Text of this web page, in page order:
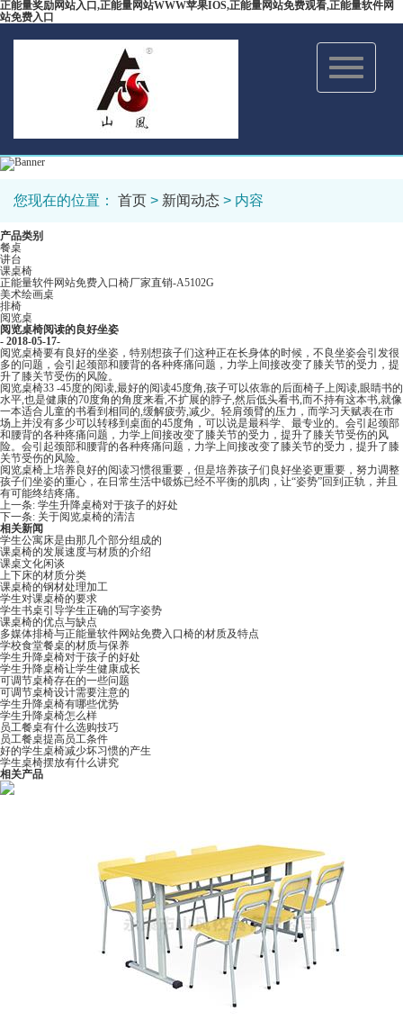
正能量奖励网站入口,正能量网站WWW苹果IOS,正能量网站免费观看,正能量软件网
站免费入口
Toggle
navigation
您现在的位置： 首页 > 新闻动态 > 内容
产品类别
餐桌
讲台
课桌椅
正能量软件网站免费入口椅厂家直销-A5102G
美术绘画桌
排椅
阅览桌
阅览桌椅阅读的良好坐姿
- 2018-05-17-
阅览桌椅要有良好的坐姿，特别想孩子们这种正在长身体的时候，不良坐姿会引发很
多的问题，会引起颈部和腰背的各种疼痛问题，力学上间接改变了膝关节的受力，提
升了膝关节受伤的风险。
阅览桌椅33 -45度的阅读,最好的阅读45度角,孩子可以依靠的后面椅子上阅读,眼睛书的
水平,也是健康的70度角的角度来看,不扩展的脖子,然后低头看书,而不持有这本书,就像
一本适合儿童的书看到相同的,缓解疲劳,减少。轻肩颈臂的压力，而学习天赋表在市
场上并没有多少可以转移到桌面的45度角，可以说是最科学、最专业的。会引起颈部
和腰背的各种疼痛问题，力学上间接改变了膝关节的受力，提升了膝关节受伤的风
险。会引起颈部和腰背的各种疼痛问题，力学上间接改变了膝关节的受力，提升了膝
关节受伤的风险。
阅览桌椅上培养良好的阅读习惯很重要，但是培养孩子们良好坐姿更重要，努力调整
孩子们坐姿的重心，在日常生活中锻炼已经不平衡的肌肉，让“姿势”回到正轨，并且
有可能终结疼痛。
上一条: 学生升降桌椅对于孩子的好处
下一条: 关于阅览桌椅的清洁
相关新闻
学生公寓床是由那几个部分组成的
课桌椅的发展速度与材质的介绍
课桌文化闲谈
上下床的材质分类
课桌椅的钢材处理加工
学生对课桌椅的要求
学生书桌引导学生正确的写字姿势
课桌椅的优点与缺点
多媒体排椅与正能量软件网站免费入口椅的材质及特点
学校食堂餐桌的材质与保养
学生升降桌椅对于孩子的好处
学生升降桌椅让学生健康成长
可调节桌椅存在的一些问题
可调节桌椅设计需要注意的
学生升降桌椅有哪些优势
学生升降桌椅怎么样
员工餐桌有什么选购技巧
员工餐桌提高员工条件
好的学生桌椅减少坏习惯的产生
学生桌椅摆放有什么讲究
相关产品